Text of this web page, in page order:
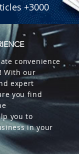
(Lemon), Brisa
Frutas
Vainilla,
Black y Cereza
impulsiva"
el
por bulto.
+3000
convenience
With our
expert
you find
you to
in your